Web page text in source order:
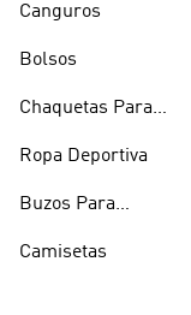
Canguros
Bolsos
Chaquetas Para
Ropa Deportiva
Buzos Para
Camisetas